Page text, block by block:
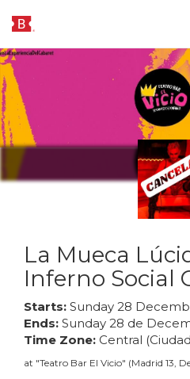
La Mueca
Inferno Social
Starts: Sunday 28
Ends: Sunday 28 de
Time Zone: Central
at "Teatro Bar El Vicio" (Madrid 13,